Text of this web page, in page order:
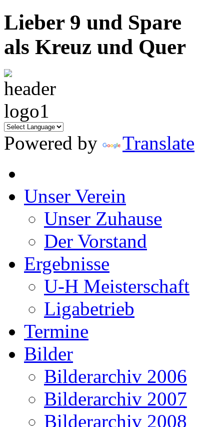
Lieber 9 und Spare
als Kreuz und Quer
Powered by Translate
Unser Verein
Unser Zuhause
Der Vorstand
Ergebnisse
U-H Meisterschaft
Ligabetrieb
Termine
Bilder
Bilderarchiv 2006
Bilderarchiv 2007
Bilderarchiv 2008